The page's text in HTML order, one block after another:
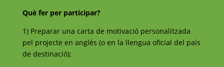
Què fer per participar?
1) Preparar una carta de motivació personalitzada
pel projecte en anglès (o en la llengua oficial del país
de destinació);